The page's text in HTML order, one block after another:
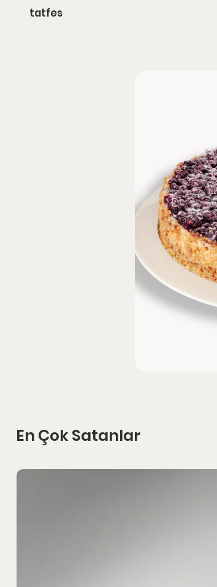
tatfes
En Çok Satanlar